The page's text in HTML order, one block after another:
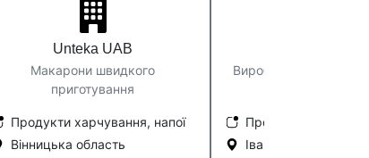
Unteka UAB
Макарони швидкого
приготування
Продукти харчування, напої
Вінницька область
Виробник ковбаси,
Продукти
Івано-Франківська